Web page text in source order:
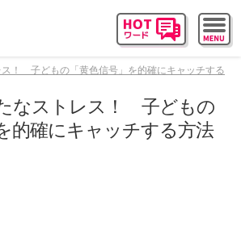
！ 子どもの「黄色信号」を的確にキャッチする
なストレス！ 子どもの
的確にキャッチする方法